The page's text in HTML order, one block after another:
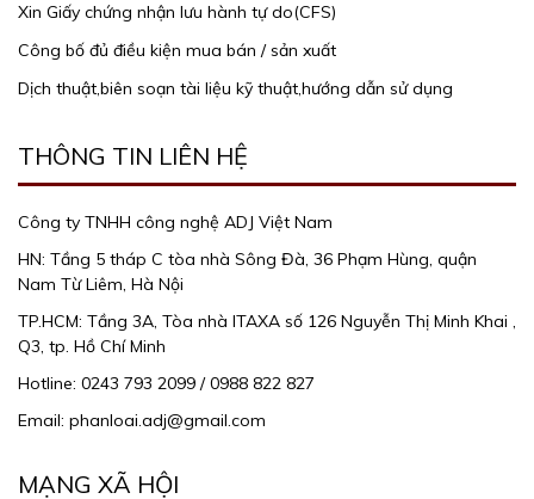
Xin Giấy chứng nhận lưu hành tự do(CFS)
Công bố đủ điều kiện mua bán / sản xuất
Dịch thuật,biên soạn tài liệu kỹ thuật,hướng dẫn sử dụng
THÔNG TIN LIÊN HỆ
Công ty TNHH công nghệ ADJ Việt Nam
HN: Tầng 5 tháp C tòa nhà Sông Đà, 36 Phạm Hùng, quận
Nam Từ Liêm, Hà Nội
TP.HCM: Tầng 3A, Tòa nhà ITAXA số 126 Nguyễn Thị Minh Khai ,
Q3, tp. Hồ Chí Minh
Hotline: 0243 793 2099 / 0988 822 827
Email: phanloai.adj@gmail.com
MẠNG XÃ HỘI